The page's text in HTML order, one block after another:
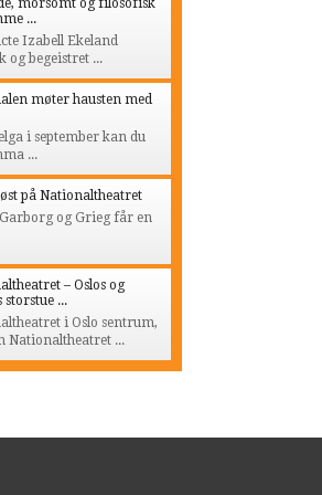
morsomt og filosofisk
...
Izabell Ekeland
og begeistret ...
møter hausten med
i september kan du
...
på Nationaltheatret
og Grieg får en
– Oslos og
storstue ...
i Oslo sentrum,
Nationaltheatret ...